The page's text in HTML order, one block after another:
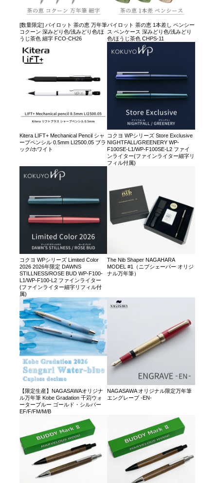
[数量限定] パイロット 茶の恵 万年筆
コクーン 深みどり色/浅みどり色/ほ
うじ茶色 細字 FCO-CH26
パイロット 茶の恵 1本差し ペンシー
ス ペンケース 深みどり色/浅みどり
色/ほうじ茶色 CHPS-11
Kitera LIFT+ Mechanical Pencil シャ
ープペンシル 0.5mm LI2500.05 ブラ
ック/ホワイト
コクヨ WPシリーズ Store Exclusive
NIGHTFALL/GREENERY WP-
F100SE-L1/WP-F100SE-L2 ファイ
ンライター(ファインライター細字リ
フィル付属)
コクヨ WPシリーズ Limited Color
2026 2026年限定 DAWNS
STILLNESS/ROSE BUD WP-F100-
L1/WP-F100-L2 ファインライター
(ファインライター細字リフィル付
属)
The Nib Shaper NAGAHARA
MODEL #1（ニブシェーパー オリジ
ナル万年筆）
【限定生産】NAGASAWAオリジナ
ル万年筆 Kobe Gradation 千苅ウォ
ーターブルー ゴールド・シルバー
EF/F/FM/M/B
NAGASAWA オリジナル限定万年筆
エングレーブ -EN-